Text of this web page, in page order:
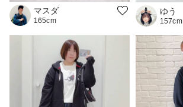
マスダ
165cm
ゆう
157cm